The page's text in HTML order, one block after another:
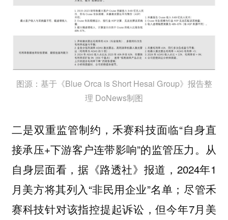
图源：基于《Blue Orca is Short Hesai Group》报告整
理 DoNews制图
二是双重监管制约，禾赛科技面临“自身直
接承压+下游客户连带影响”的监管压力。从
自身层面看，据《路透社》报道，2024年1
月美方将其列入“非民用企业”名单；尽管禾
赛科技针对该指控提起诉讼，但今年7月美